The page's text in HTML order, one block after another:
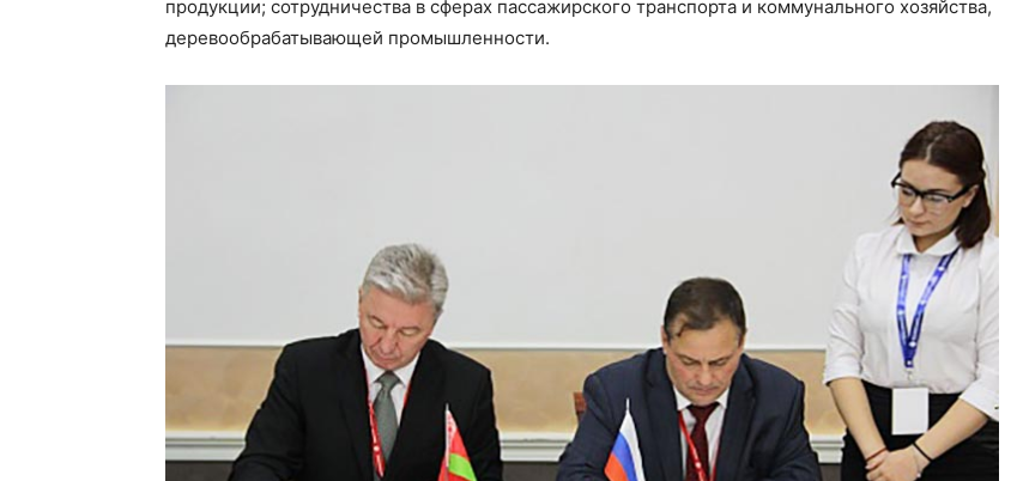
продукции; сотрудничества в сферах пассажирского транспорта и коммунального хозяйства,
деревообрабатывающей промышленности.